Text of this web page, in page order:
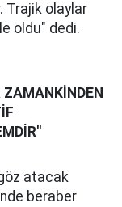
Trajik olaylar
oldu" dedi.
ZAMANKİNDEN
atacak
beraber